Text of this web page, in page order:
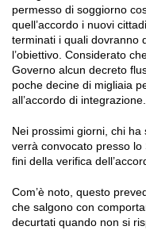
permesso di soggiorno
quell’accordo i nuovi
terminati i quali dovranno
l’obiettivo. Considerato
Governo alcun decreto
poche decine di migliaia
all’accordo di integrazione.
Nei prossimi giorni, chi ha
verrà convocato presso lo
fini della verifica
Com’è noto, questo
che salgono con
decurtati quando non si